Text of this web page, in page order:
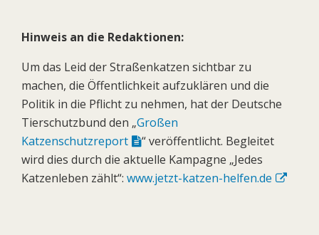
Hinweis an die Redaktionen:
Um das Leid der Straßenkatzen sichtbar zu
machen, die Öffentlichkeit aufzuklären und die
Politik in die Pflicht zu nehmen, hat der Deutsche
Tierschutzbund den „Großen
Katzenschutzreport
“ veröffentlicht. Begleitet
wird dies durch die aktuelle Kampagne „Jedes
Katzenleben zählt“: www.jetzt-katzen-helfen.de